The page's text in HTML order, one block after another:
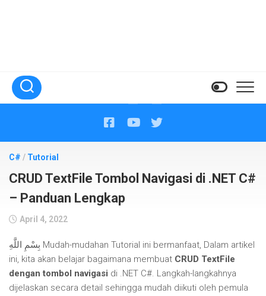
C# / Tutorial
CRUD TextFile Tombol Navigasi di .NET C#
– Panduan Lengkap
April 4, 2022
بِسْمِ اللَّهِ Mudah-mudahan Tutorial ini bermanfaat, Dalam artikel
ini, kita akan belajar bagaimana membuat CRUD TextFile
dengan tombol navigasi di .NET C#. Langkah-langkahnya
dijelaskan secara detail sehingga mudah diikuti oleh pemula